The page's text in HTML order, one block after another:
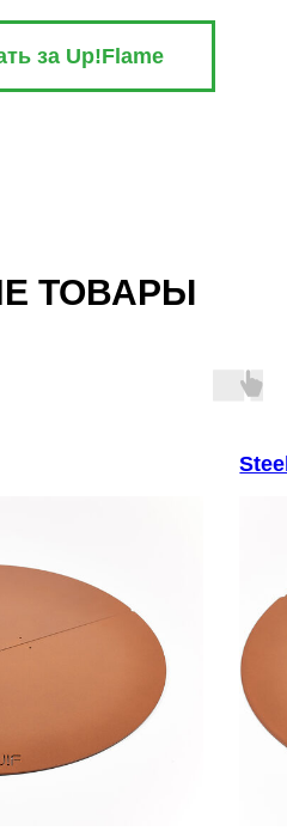
за Up!Flame
ТОВАРЫ